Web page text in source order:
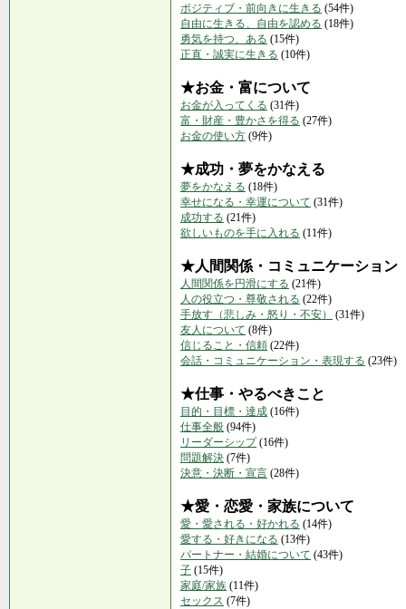
ポジティブ・前向きに生きる (54件)
自由に生きる、自由を認める (18件)
勇気を持つ、ある (15件)
正直・誠実に生きる (10件)
★お金・富について
お金が入ってくる (31件)
富・財産・豊かさを得る (27件)
お金の使い方 (9件)
★成功・夢をかなえる
夢をかなえる (18件)
幸せになる・幸運について (31件)
成功する (21件)
欲しいものを手に入れる (11件)
★人間関係・コミュニケーション
人間関係を円滑にする (21件)
人の役立つ・尊敬される (22件)
手放す（悲しみ・怒り・不安）
(31件)
友人について (8件)
信じること・信頼 (22件)
会話・コミュニケーション・表現する (23件)
★仕事・やるべきこと
目的・目標・達成 (16件)
仕事全般 (94件)
リーダーシップ(16件)
問題解決 (7件)
決意・決断・宣言 (28件)
★愛・恋愛・家族について
愛・愛される・好かれる (14件)
愛する・好きになる (13件)
パートナー・結婚について (43件)
子 (15件)
家庭/家族 (11件)
セックス (7件)